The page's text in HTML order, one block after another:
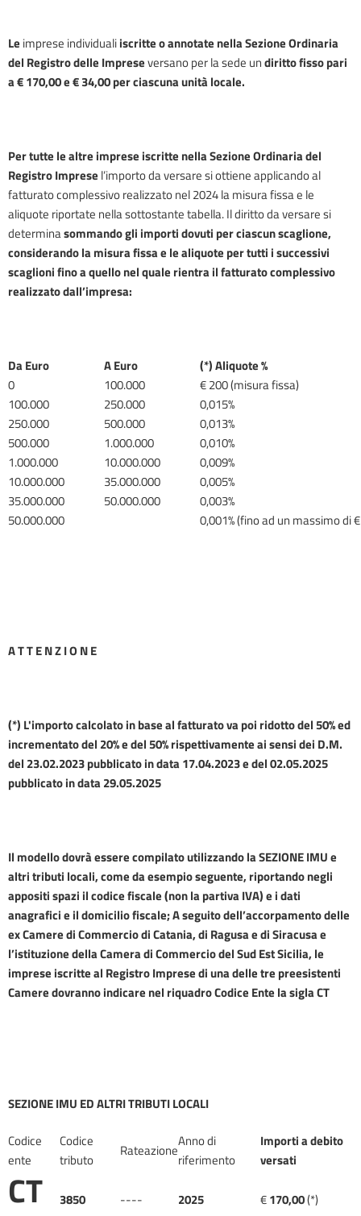
Le imprese individualiiscritte o annotate nella Sezione Ordinaria
del Registro delle Impreseversano per la sede undiritto fisso pari
a €170,00e €34,00 per ciascuna unità locale.
Per tutte le altre imprese iscritte nella Sezione Ordinaria del
Registro Imprese l’importo da versare si ottiene applicando al
fatturato complessivo realizzato nel 2024 la misura fissa e le
aliquote riportate nella sottostante tabella. Il diritto da versare si
determinasommando gli importi dovuti per ciascun scaglione,
considerando la misura fissa e le aliquote per tutti i successivi
scaglioni fino a quello nel quale rientra il fatturato complessivo
realizzato dall’impresa:
Da Euro A Euro
(*) Aliquote %
0
100.000
€ 200 (misura fissa)
100.000
250.000
0,015%
250.000
500.000
0,013%
500.000
1.000.000
0,010%
1.000.000
10.000.000
0,009%
10.000.000
35.000.000
0,005%
35.000.000
50.000.000
0,003%
50.000.000
0,001% (fino ad un massimo di
A T T E N Z I O N E
(*) L'importo calcolato in base al fatturato va poi ridotto del 50% ed
incrementato del 20% e del 50%rispettivamenteai sensi dei D.M.
del 23.02.2023 pubblicatoin data 17.04.2023e del02.05.2025
pubblicato in data 29.05.2025
Il modello dovrà essere compilato utilizzando la SEZIONE IMU e
altri tributi locali, come da esempio seguente, riportando negli
appositi spazi il codice fiscale (non la partiva IVA) e i dati
anagrafici e il domicilio fiscale; A seguito dell’accorpamento delle
ex Camere di Commercio di Catania, di Ragusa e di Siracusa e
l’istituzione della Camera di Commercio del Sud Est Sicilia, le
imprese iscritte al Registro Imprese di una delle tre preesistenti
Camere dovranno indicare nel riquadro Codice Ente la sigla CT
SEZIONEIMU EDALTRITRIBUTILOCALI
Codice
ente
Codice
tributo
Rateazione
Anno di
riferimento
Importiadebito
versati
CT 3850 ---- 2025 €170,00(*)